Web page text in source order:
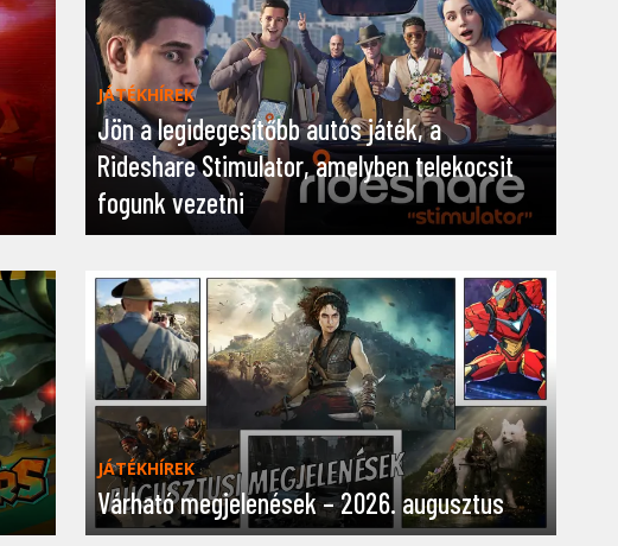
JÁTÉKHÍREK
Jön a legidegesítőbb autós játék, a
Rideshare Stimulator, amelyben telekocsit
fogunk vezetni
JÁTÉKHÍREK
Várható megjelenések – 2026. augusztus